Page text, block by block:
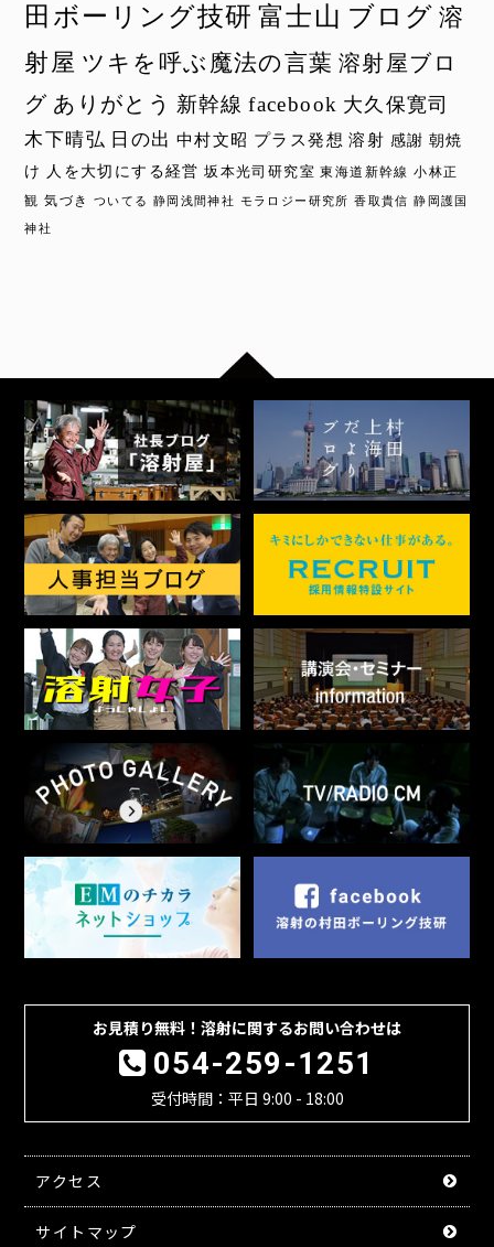
田ボーリング技研 富士山 ブログ 溶
射屋 ツキを呼ぶ魔法の言葉 溶射屋ブロ
グ ありがとう 新幹線 facebook 大久保寛司
木下晴弘 日の出 中村文昭 プラス発想 溶射 感謝 朝焼
け
人を大切にする経営 坂本光司研究室 東海道新幹線 小林正
観 気づき ついてる 静岡浅間神社 モラロジー研究所 香取貴信 静岡護国
神社
お見積り無料！溶射に関するお問い合わせは
054-259-1251
受付時間：平日 9:00 - 18:00
アクセス
サイトマップ